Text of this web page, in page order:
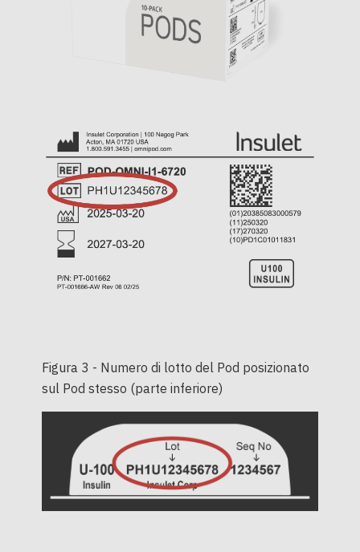
Figura 3 - Numero di lotto del Pod posizionato
sul Pod stesso (parte inferiore)